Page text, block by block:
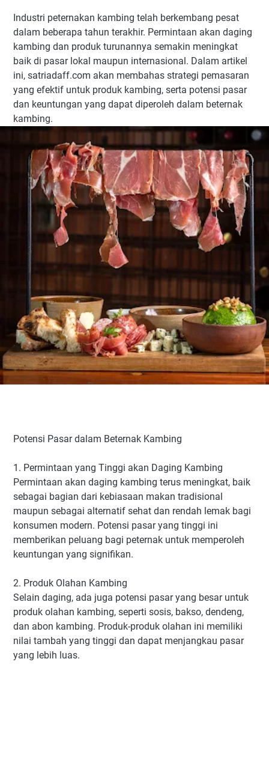
Industri peternakan kambing telah berkembang pesat
dalam beberapa tahun terakhir. Permintaan akan daging
kambing dan produk turunannya semakin meningkat
baik di pasar lokal maupun internasional. Dalam artikel
ini, satriadaff.com akan membahas strategi pemasaran
yang efektif untuk produk kambing, serta potensi pasar
dan keuntungan yang dapat diperoleh dalam beternak
kambing.
Potensi Pasar dalam Beternak Kambing
1. Permintaan yang Tinggi akan Daging Kambing
Permintaan akan daging kambing terus meningkat, baik
sebagai bagian dari kebiasaan makan tradisional
maupun sebagai alternatif sehat dan rendah lemak bagi
konsumen modern. Potensi pasar yang tinggi ini
memberikan peluang bagi peternak untuk memperoleh
keuntungan yang signifikan.
2. Produk Olahan Kambing
Selain daging, ada juga potensi pasar yang besar untuk
produk olahan kambing, seperti sosis, bakso, dendeng,
dan abon kambing. Produk-produk olahan ini memiliki
nilai tambah yang tinggi dan dapat menjangkau pasar
yang lebih luas.